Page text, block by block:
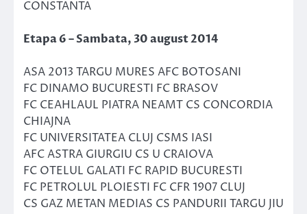
CONSTANTA
Etapa 6 – Sambata, 30 august 2014
ASA 2013 TARGU MURES AFC BOTOSANI
FC DINAMO BUCURESTI FC BRASOV
FC CEAHLAUL PIATRA NEAMT CS CONCORDIA
CHIAJNA
FC UNIVERSITATEA CLUJ CSMS IASI
AFC ASTRA GIURGIU CS U CRAIOVA
FC OTELUL GALATI FC RAPID BUCURESTI
FC PETROLUL PLOIESTI FC CFR 1907 CLUJ
CS GAZ METAN MEDIAS CS PANDURII TARGU JIU